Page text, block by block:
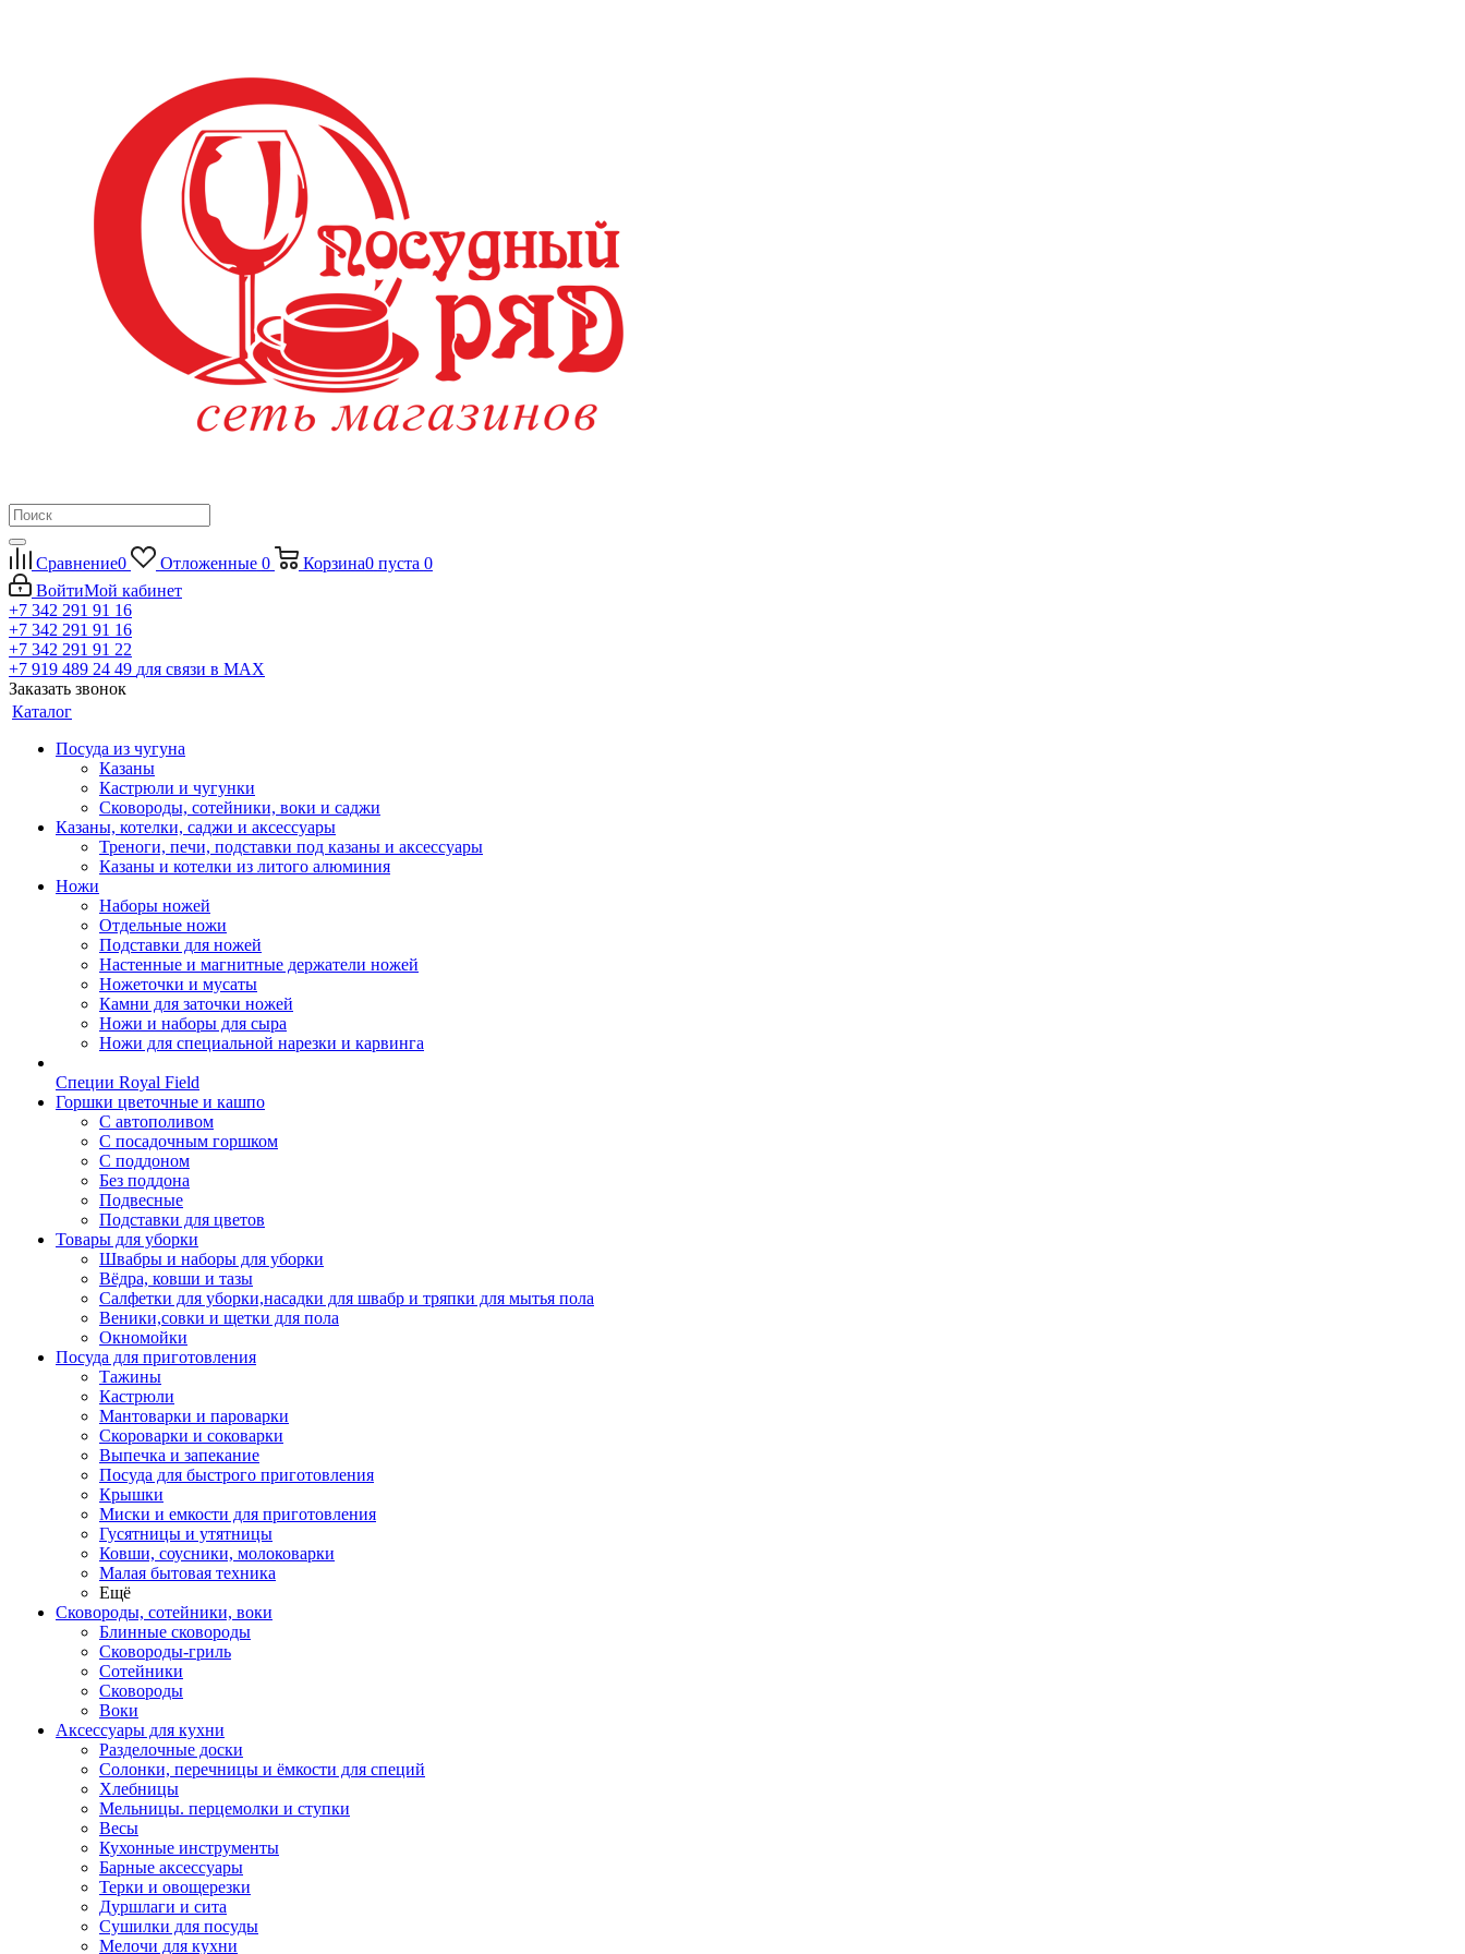
Сравнение0 Отложенные 0 Корзина0 пуста 0
ВойтиМой кабинет
+7 342 291 91 16
+7 342 291 91 16
+7 342 291 91 22
+7 919 489 24 49 для связи в МАХ
Заказать звонок
Каталог
Посуда из чугуна
Казаны
Кастрюли и чугунки
Сковороды, сотейники, воки и саджи
Казаны, котелки, саджи и аксессуары
Треноги, печи, подставки под казаны и аксессуары
Казаны и котелки из литого алюминия
Ножи
Наборы ножей
Отдельные ножи
Подставки для ножей
Настенные и магнитные держатели ножей
Ножеточки и мусаты
Камни для заточки ножей
Ножи и наборы для сыра
Ножи для специальной нарезки и карвинга
Специи Royal Field
Горшки цветочные и кашпо
С автополивом
С посадочным горшком
С поддоном
Без поддона
Подвесные
Подставки для цветов
Товары для уборки
Швабры и наборы для уборки
Вёдра, ковши и тазы
Салфетки для уборки,насадки для швабр и тряпки для мытья пола
Веники,совки и щетки для пола
Окномойки
Посуда для приготовления
Тажины
Кастрюли
Мантоварки и пароварки
Скороварки и соковарки
Выпечка и запекание
Посуда для быстрого приготовления
Крышки
Миски и емкости для приготовления
Гусятницы и утятницы
Ковши, соусники, молоковарки
Малая бытовая техника
Ещё
Сковороды, сотейники, воки
Блинные сковороды
Сковороды-гриль
Сотейники
Сковороды
Воки
Аксессуары для кухни
Разделочные доски
Солонки, перечницы и ёмкости для специй
Хлебницы
Мельницы. перцемолки и ступки
Весы
Кухонные инструменты
Барные аксессуары
Терки и овощерезки
Дуршлаги и сита
Сушилки для посуды
Мелочи для кухни